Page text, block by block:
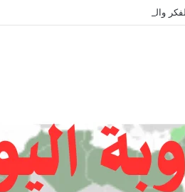
والثقافة والتاريخ !